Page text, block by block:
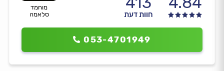
מוחמד
סלאמה
חוות דעת
053-4701949